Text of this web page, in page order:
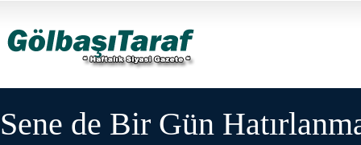
Sene de Bir Gün